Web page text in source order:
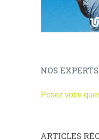
NOS EXPERTS
Posez votre
ARTICLES